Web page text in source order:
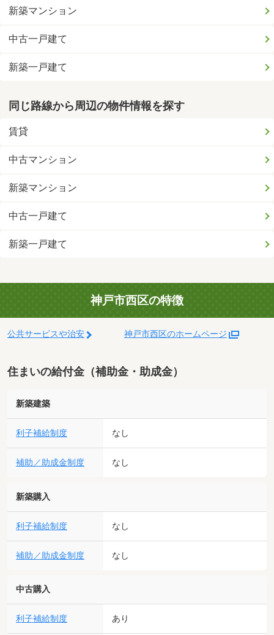
新築マンション
中古一戸建て
新築一戸建て
同じ路線から周辺の物件情報を探す
賃貸
中古マンション
新築マンション
中古一戸建て
新築一戸建て
神戸市西区の特徴
公共サービスや治安 神戸市西区のホームページ
住まいの給付金（補助金・助成金）
新築建築
利子補給制度 なし
補助／助成金制度 なし
新築購入
利子補給制度 なし
補助／助成金制度 なし
中古購入
利子補給制度 あり